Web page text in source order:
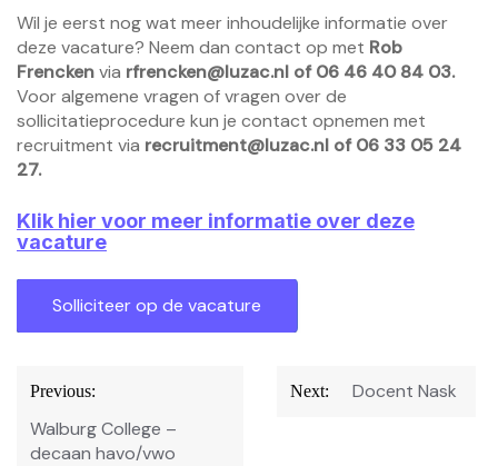
Wil je eerst nog wat meer inhoudelijke informatie over
deze vacature? Neem dan contact op met Rob
Frenckenvia rfrencken@luzac.nl of 06 46 40 84 03.
Voor algemene vragen of vragen over de
sollicitatieprocedure kun je contact opnemen met
recruitment via recruitment@luzac.nl of 06 33 05 24
27.
Klik hier voor meer informatie over deze
vacature
Bericht
navigatie
Previous:
Walburg College –
decaan havo/vwo
Next: Docent Nask